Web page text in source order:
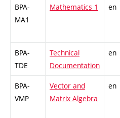
BPA-
MA1
Mathematics 1 en
BPA-
TDE
Technical
Documentation
en
BPA-
VMP
Vector and
Matrix Algebra
en